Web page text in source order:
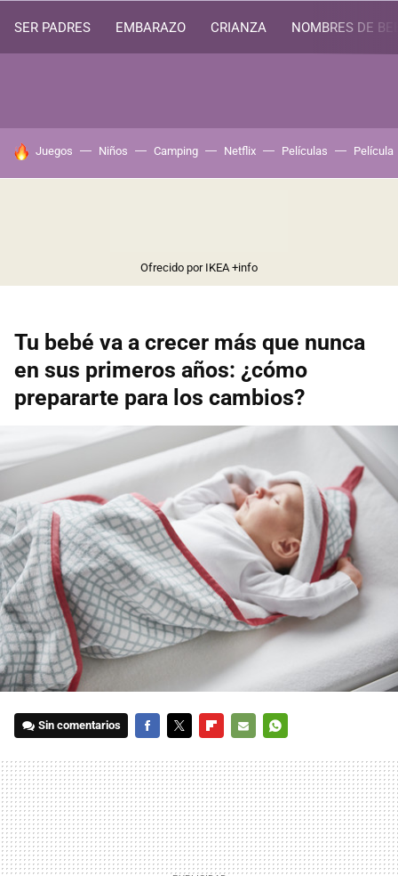
SER PADRES EMBARAZO CRIANZA NOMBRES DE
HOY SE HABLA DE
Juegos Niños Camping Netflix Películas Película
Ofrecido por IKEA+info
Tu bebé va a crecer más que nunca
en sus primeros años: ¿cómo
prepararte para los cambios?
Sin comentarios
MAIL